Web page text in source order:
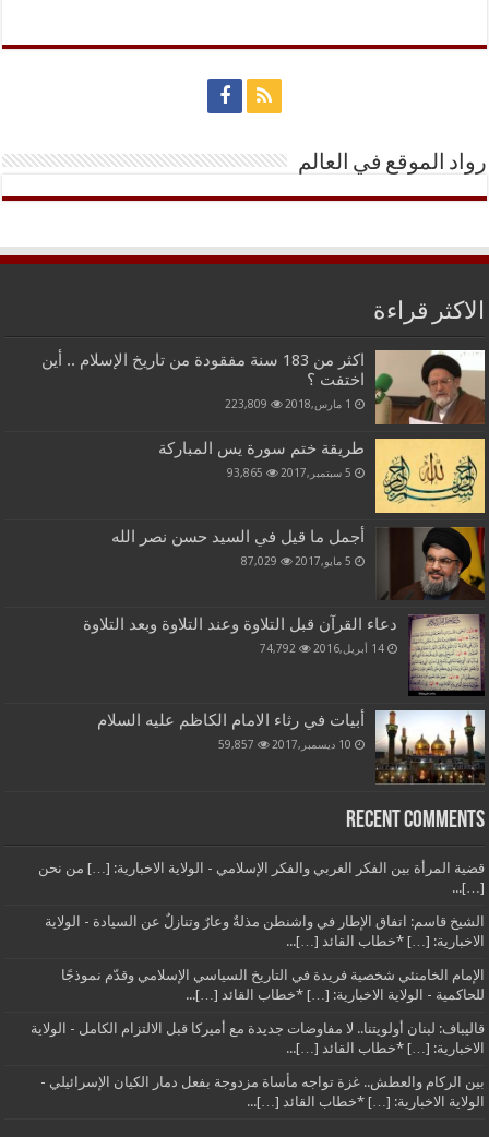
رواد الموقع في العالم
الاكثر قراءة
اكثر من 183 سنة مفقودة من تاريخ الإسلام .. أين
اختفت ؟
1 مارس,2018 223,809
طريقة ختم سورة يس المباركة
5 سبتمبر,2017 93,865
أجمل ما قيل في السيد حسن نصر الله
5 مايو,2017 87,029
دعاء القرآن قبل التلاوة وعند التلاوة وبعد التلاوة
14 أبريل,2016 74,792
أبيات في رثاء الامام الكاظم عليه السلام
10 ديسمبر,2017 59,857
Recent Comments
قضية المرأة بين الفكر الغربي والفكر الإسلامي - الولاية الاخبارية: […] من نحن
[…]...
الشيخ قاسم: اتفاق الإطار في واشنطن مذلةٌ وعارٌ وتنازلٌ عن السيادة - الولاية
الاخبارية: […] *خطاب القائد […]...
الإمام الخامنئي شخصية فريدة في التاريخ السياسي الإسلامي وقدّم نموذجًا
للحاكمية - الولاية الاخبارية: […] *خطاب القائد […]...
قاليباف: لبنان أولويتنا.. لا مفاوضات جديدة مع أميركا قبل الالتزام الكامل - الولاية
الاخبارية: […] *خطاب القائد […]...
بين الركام والعطش.. غزة تواجه مأساة مزدوجة بفعل دمار الكيان الإسرائيلي -
الولاية الاخبارية: […] *خطاب القائد […]...